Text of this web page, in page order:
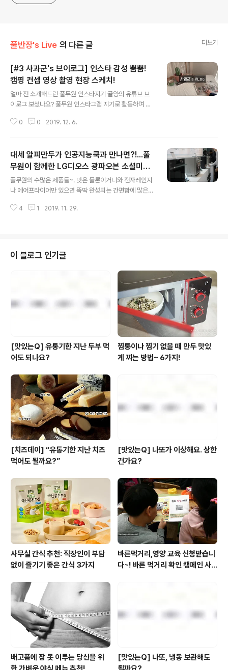
풀반장's Live 의 다른 글 더보기
[#3 사과군's 브이로그] 인스타 감성 뿜뿜!
캠핑 컨셉 영상 촬영 현장 스케치!
얼마 전 소개해드린 풀무원 인스타지기 귤양의 유튜브 브
이로그 보셨나요? 풀무원 인스타그램 지기로 활동하며 다
당하는 능력을 뽐냈었는데요. 다들 아시겠지만 풀무원 인
브이로그도 사과군이 많이 도움을 주긴 했지만 본인의 이
름을 걸고 나오는 브이로그는 이번이 처음인 만큼 부담도
각오도 대단했다고 하는데요. 역대급 예쁜 현장에서 진행
된 인스타그램 감성 영상 촬영 현장 스케치를 얼마나 잘 담
덧. 다음은 풀반장 차례라며 풀반장에게도 브이로그의 압
0 0 2019. 12. 6.
대세 얄피만두가 인공지능쿡과 만나면?!...풀
무원이 함께한 LG디오스 광파오븐 소셜미디
어데이 현장스케치
풀무원의 수많은 제품들~. 맛은 물론이거니와 전자레인지
나 에어프라이어만 있으면 뚝딱 완성되는 간편함에 많은
으세요? "얼마나 데워야 하지?" 사실 제품 패키지마다 각
프라이어만 갖고 계신 경우에는 어떻게 조리해야할지 헷갈
리는 분도 많으실 텐데요. 그런데 말입니다. 이런 난처한 상
황이 발생하지 않는 아주 스마트한 녀석이 있다고 하네요.
바로 풀무원과 함께한 'LG DIOS 광파오븐'인데요. 스마트
폰 앱으로 풀무원 제품 패키지만 찍으면 연결된 광파오븐
에 최적화된 조리시간과 세팅이 전달돼 시작 ..
4 1 2019. 11. 29.
이 블로그 인기글
[맛있는Q] 유통기한 지난 두부 먹
어도 되나요?
찜통이나 찜기 없을 때 만두 맛있
게 찌는 방법~ 6가지!
[치즈데이] “유통기한 지난 치즈
먹어도 될까요?”
[맛있는Q] 나또가 이상해요. 상한
건가요?
사무실 간식 추천: 직장인이 부담
없이 즐기기 좋은 간식 3가지
바른먹거리,영양 교육 신청받습니
다~! 바른 먹거리 확인 캠페인 사
배고픔에 잠 못 이루는 당신을 위
[맛있는Q] 나또, 냉동 보관해도